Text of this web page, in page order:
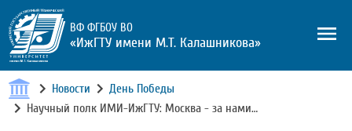
ВФ ФГБОУ ВО
«ИжГТУ имени М.Т. Калашникова»
Новости
День Победы
Научный полк ИМИ-ИжГТУ: Москва - за нами…